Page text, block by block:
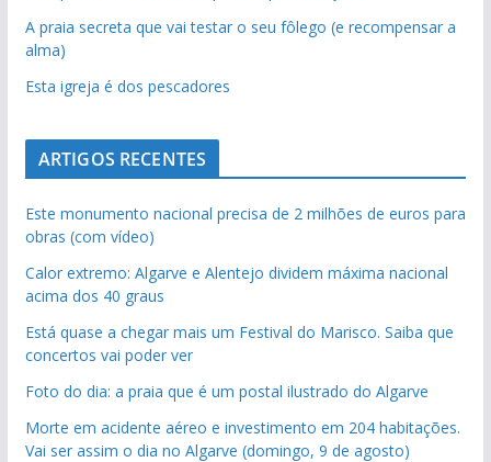
A praia secreta que vai testar o seu fôlego (e recompensar a
alma)
Esta igreja é dos pescadores
ARTIGOS RECENTES
Este monumento nacional precisa de 2 milhões de euros para
obras (com vídeo)
Calor extremo: Algarve e Alentejo dividem máxima nacional
acima dos 40 graus
Está quase a chegar mais um Festival do Marisco. Saiba que
concertos vai poder ver
Foto do dia: a praia que é um postal ilustrado do Algarve
Morte em acidente aéreo e investimento em 204 habitações.
Vai ser assim o dia no Algarve (domingo, 9 de agosto)